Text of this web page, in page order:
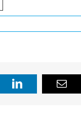
LinkedIn Email